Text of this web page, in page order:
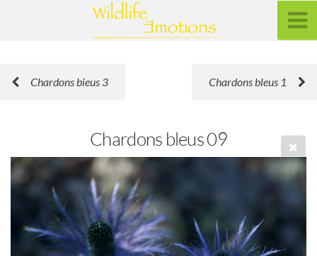
Chardons bieus 3 Chardons bleus 1
Chardons bleus 09